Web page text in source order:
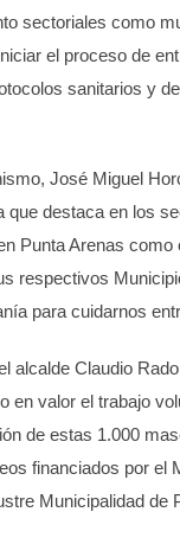
sectoriales como
el proceso de
sanitarios y
José Miguel
destaca en los
Punta Arenas
respectivos
para cuidarnos
alcalde Claudio
en valor el trabajo
de estas 1.000
financiados por el
Municipalidad de